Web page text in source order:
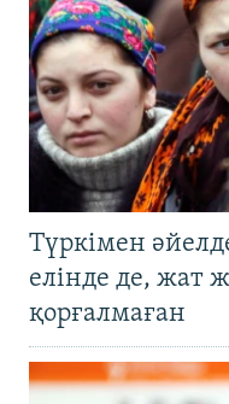
Түркімен
елінде де, жат
қорғалмаған